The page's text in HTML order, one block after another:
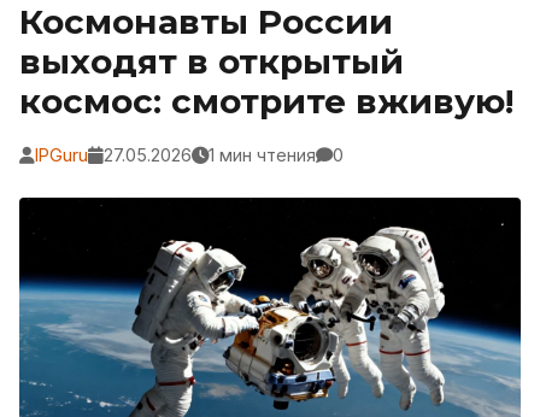
Космонавты России
выходят в открытый
космос: смотрите вживую!
IPGuru 27.05.2026 1 мин чтения 0